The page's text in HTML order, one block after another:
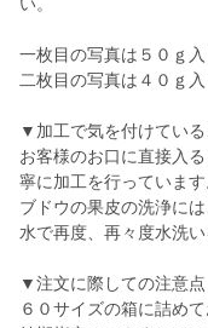
一枚目の写真は５０ｇ入
二枚目の写真は４０ｇ入
▼加工で気を付けている
お客様のお口に直接入
寧に加工を行っています
ブドウの果皮の洗浄に
水で再度、再々度水洗い
▼注文に際しての注意点
６０サイズの箱に詰めて